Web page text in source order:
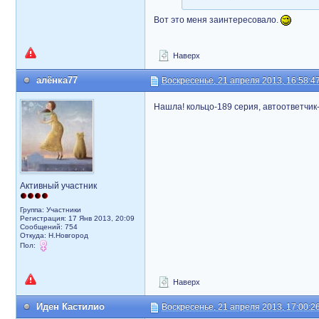
Вот это меня заинтересовало.
Наверх
алёнка77 Воскресенье, 21 апреля 2013,
Активный участник
Группа: Участники
Регистрация: 17 Янв 2013, 20:09
Сообщений: 754
Откуда: Н.Новгород
Пол:
Нашла! кольцо-189 серия,
Наверх
Иден Кастилио Воскресенье, 21 апреля 2013, 17:00:26